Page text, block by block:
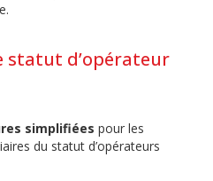
statut d’opérateur
simplifiées pour les
du statut d’opérateurs